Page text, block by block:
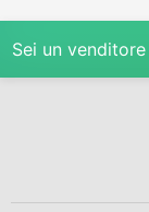
Sei un